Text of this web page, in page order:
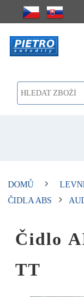
DOMŮ
ČIDLA ABS
Čidlo
TT